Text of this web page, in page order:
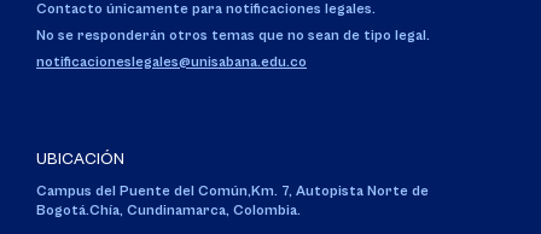
Contacto únicamente para notificaciones legales.
No se responderán otros temas que no sean de tipo legal.
notificacioneslegales@unisabana.edu.co
UBICACIÓN
Campus del Puente del Común,Km. 7, Autopista Norte de
Bogotá.Chía, Cundinamarca, Colombia.